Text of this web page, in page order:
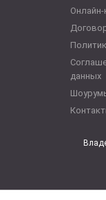
Онлайн-
данных